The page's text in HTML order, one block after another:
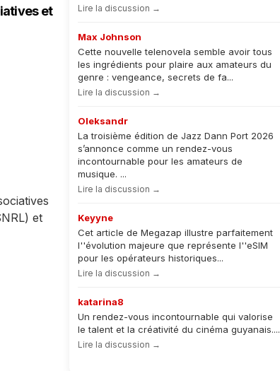
et
et
Lire la discussion →
Max Johnson
Cette nouvelle telenovela semble avoir tous
les ingrédients pour plaire aux amateurs du
genre : vengeance, secrets de fa...
Lire la discussion →
Oleksandr
La troisième édition de Jazz Dann Port 2026
s’annonce comme un rendez-vous
incontournable pour les amateurs de
musique. ...
Lire la discussion →
Keyyne
Cet article de Megazap illustre parfaitement
l''évolution majeure que représente l''eSIM
pour les opérateurs historiques...
Lire la discussion →
katarina8
Un rendez-vous incontournable qui valorise
le talent et la créativité du cinéma guyanais....
Lire la discussion →